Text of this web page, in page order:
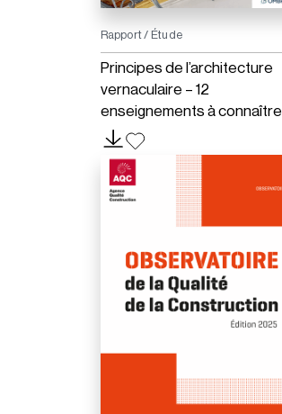
Rapport / Étude
Principes de l’architecture
vernaculaire – 12
enseignements à connaître